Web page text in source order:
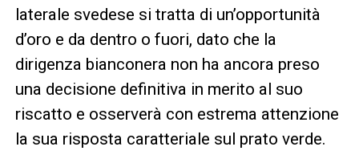
laterale svedese si tratta di un’opportunità
d’oro e da dentro o fuori, dato che la
dirigenza bianconera non ha ancora preso
una decisione definitiva in merito al suo
riscatto e osserverà con estrema attenzione
la sua risposta caratteriale sul prato verde.